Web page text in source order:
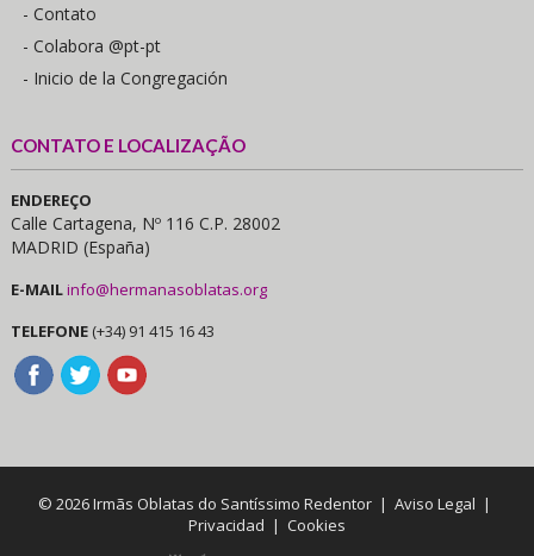
- Contato
- Colabora @pt-pt
- Inicio de la Congregación
CONTATO E LOCALIZAÇÃO
ENDEREÇO
Calle Cartagena, Nº 116 C.P. 28002
MADRID (España)
E-MAILinfo@hermanasoblatas.org
TELEFONE (+34) 91 415 16 43
© 2026 Irmãs Oblatas do Santíssimo Redentor |Aviso Legal |
Privacidad | Cookies